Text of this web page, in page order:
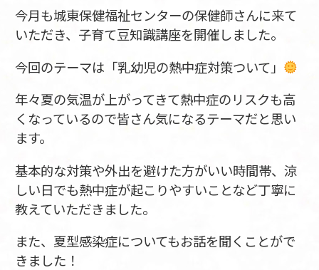
今月も城東保健福祉センターの保健師さんに来て
いただき、子育て豆知識講座を開催しました。
今回のテーマは「乳幼児の熱中症対策ついて」
年々夏の気温が上がってきて熱中症のリスクも高
くなっているので皆さん気になるテーマだと思い
ます。
基本的な対策や外出を避けた方がいい時間帯、涼
しい日でも熱中症が起こりやすいことなど丁寧に
教えていただきました。
また、夏型感染症についてもお話を聞くことがで
きました！